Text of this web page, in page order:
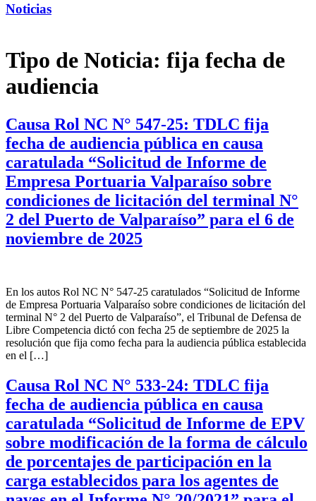
Noticias
Tipo de Noticia: fija fecha de
audiencia
Causa Rol NC N° 547-25: TDLC fija
fecha de audiencia pública en causa
caratulada “Solicitud de Informe de
Empresa Portuaria Valparaíso sobre
condiciones de licitación del terminal N°
2 del Puerto de Valparaíso” para el 6 de
noviembre de 2025
En los autos Rol NC N° 547-25 caratulados “Solicitud de Informe
de Empresa Portuaria Valparaíso sobre condiciones de licitación del
terminal N° 2 del Puerto de Valparaíso”, el Tribunal de Defensa de
Libre Competencia dictó con fecha 25 de septiembre de 2025 la
resolución que fija como fecha para la audiencia pública establecida
en el […]
Causa Rol NC N° 533-24: TDLC fija
fecha de audiencia pública en causa
caratulada “Solicitud de Informe de EPV
sobre modificación de la forma de cálculo
de porcentajes de participación en la
carga establecidos para los agentes de